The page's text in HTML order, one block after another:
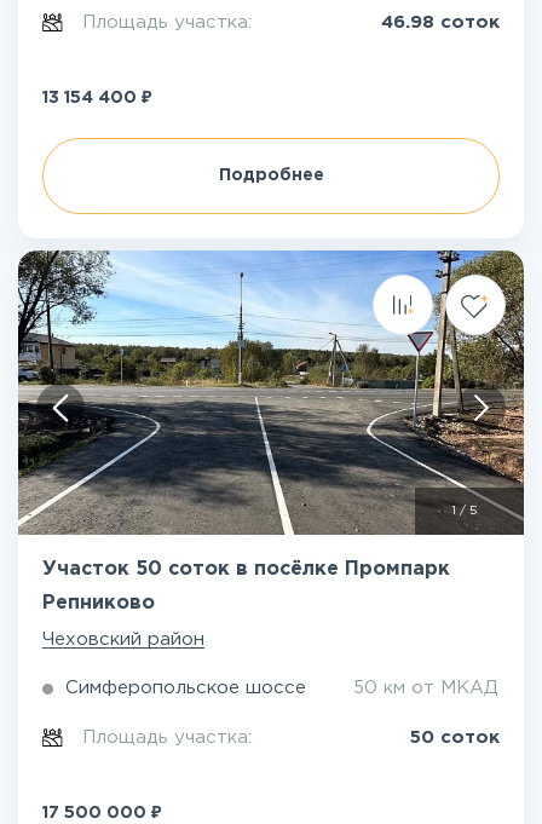
Площадь участка: 46.98 соток
13 154 400 ₽
Подробнее
/ 5
Участок 50 соток в посёлке Промпарк
Репниково
Чеховский район
Симферопольское шоссе 50 км от МКАД
Площадь участка: 50 соток
17 500 000 ₽